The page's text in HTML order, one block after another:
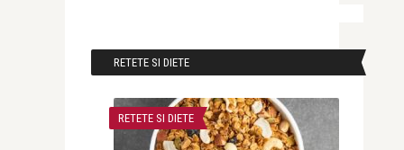
RETETE SI DIETE
RETETE SI DIETE